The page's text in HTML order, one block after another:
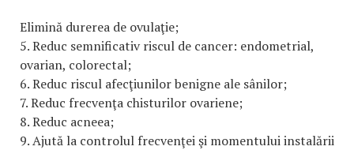
Elimină durerea de ovulaţie;
5. Reduc semnificativ riscul de cancer: endometrial,
ovarian, colorectal;
6. Reduc riscul afecţiunilor benigne ale sânilor;
7. Reduc frecvenţa chisturilor ovariene;
8. Reduc acneea;
9. Ajută la controlul frecvenţei şi momentului instalării